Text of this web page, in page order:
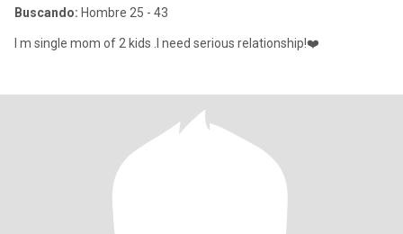
Buscando: Hombre 25 - 43
I m single mom of 2 kids .I need serious relationship!❤️